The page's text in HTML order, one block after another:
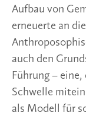
Aufbau von
erneuerte an
auch den
Führung –
Schwelle
als Modell für